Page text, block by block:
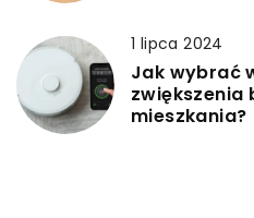
1 lipca 2024
Jak wybrać
zwiększenia
mieszkania?